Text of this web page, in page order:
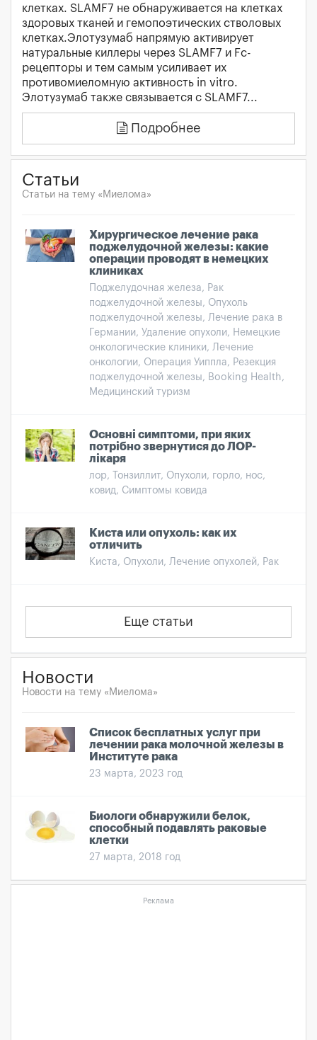
клетках. SLAMF7 не обнаруживается на клетках
здоровых тканей и гемопоэтических стволовых
клетках.Элотузумаб напрямую активирует
натуральные киллеры через SLAMF7 и Fc-
рецепторы и тем самым усиливает их
противомиеломную активность in vitro.
Элотузумаб также связывается с SLAMF7...
Подробнее
Статьи
Статьи на тему «Миелома»
Хирургическое лечение рака
поджелудочной железы: какие
операции проводят в немецких
клиниках
Поджелудочная железа, Рак
поджелудочной железы, Опухоль
поджелудочной железы, Лечение рака в
Германии, Удаление опухоли, Немецкие
онкологические клиники, Лечение
онкологии, Операция Уиппла, Резекция
поджелудочной железы, Booking Health,
Медицинский туризм
Основні симптоми, при яких
потрібно звернутися до ЛОР-
лікаря
лор, Тонзиллит, Опухоли, горло, нос,
ковид, Симптомы ковида
Киста или опухоль: как их
отличить
Киста, Опухоли, Лечение опухолей, Рак
Еще статьи
Новости
Новости на тему «Миелома»
Список бесплатных услуг при
лечении рака молочной железы в
Институте рака
23 марта, 2023 год
Биологи обнаружили белок,
способный подавлять раковые
клетки
27 марта, 2018 год
Реклама